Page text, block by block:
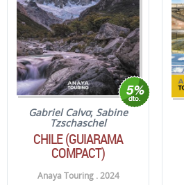
Gabriel Calvo; Sabine
Tzschaschel
CHILE (GUIARAMA
COMPACT)
Anaya Touring . 2024